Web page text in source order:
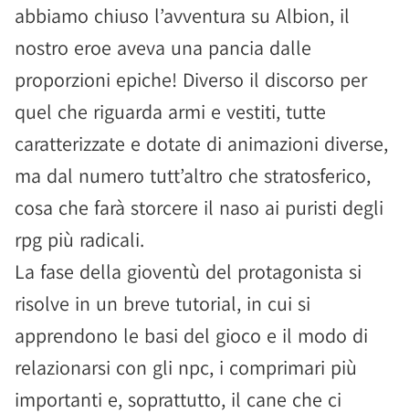
abbiamo chiuso l’avventura su Albion, il
nostro eroe aveva una pancia dalle
proporzioni epiche! Diverso il discorso per
quel che riguarda armi e vestiti, tutte
caratterizzate e dotate di animazioni diverse,
ma dal numero tutt’altro che stratosferico,
cosa che farà storcere il naso ai puristi degli
rpg più radicali.
La fase della gioventù del protagonista si
risolve in un breve tutorial, in cui si
apprendono le basi del gioco e il modo di
relazionarsi con gli npc, i comprimari più
importanti e, soprattutto, il cane che ci